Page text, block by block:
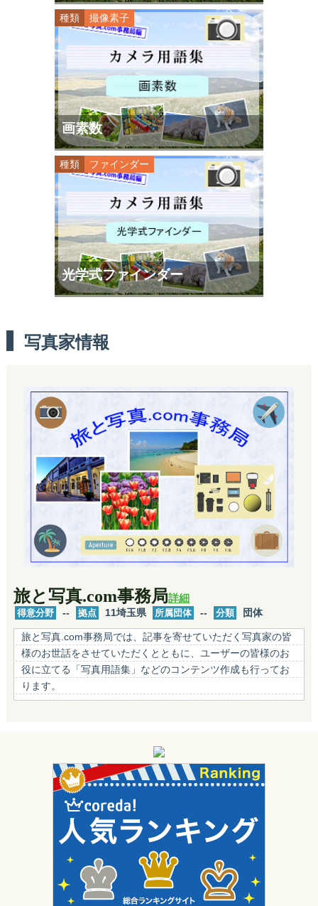
種類 撮像素子
画素数
種類 ファインダー
光学式ファインダー
写真家情報
旅と写真.com事務局詳細
得意分野 -- 拠点 11埼玉県 所属団体 -- 分類 団体
旅と写真.com事務局では、記事を寄せていただく写真家の皆
様のお世話をさせていただくとともに、ユーザーの皆様のお
役に立てる「写真用語集」などのコンテンツ作成も行ってお
ります。